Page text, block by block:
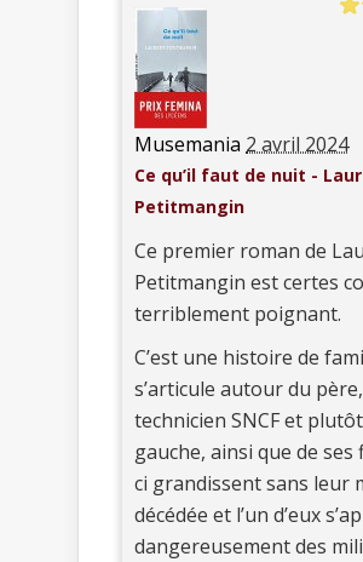
Musemania 2 avril 2024
Ce qu’il faut de nuit -
Petitmangin
Ce premier roman de
Petitmangin est certes
terriblement poignant.
C’est une histoire de
s’articule autour du père,
technicien SNCF et
gauche, ainsi que de ses
ci grandissent sans leur
décédée et l’un d’eux
dangereusement des